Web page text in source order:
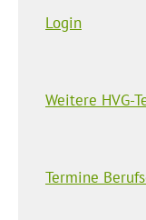
Login
Weitere HVG-
Termine